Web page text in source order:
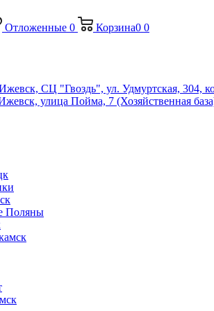
Отложенные 0 Корзина0 0
СЦ "Гвоздь", ул. Удмуртская, 304,
улица Пойма, 7 (Хозяйственная
Поляны